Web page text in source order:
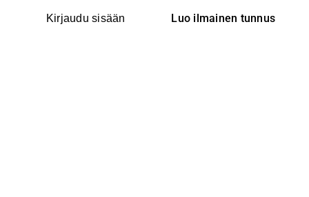
Kirjaudu sisään Luo ilmainen tunnus